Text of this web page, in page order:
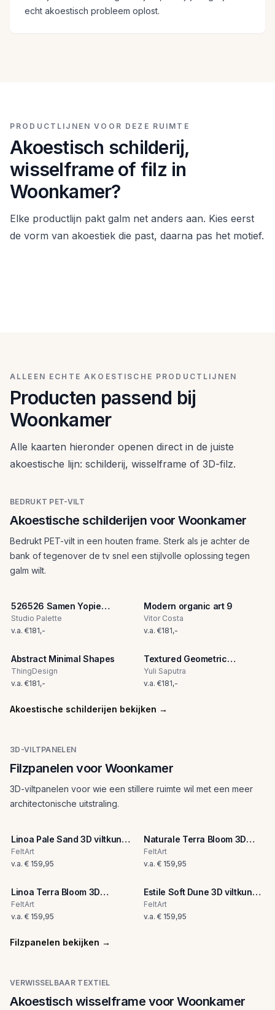
echt akoestisch probleem oplost.
PRODUCTLIJNEN VOOR DEZE RUIMTE
Akoestisch schilderij,
wisselframe of filz in
Woonkamer?
Elke productlijn pakt galm net anders aan. Kies eerst
de vorm van akoestiek die past, daarna pas het motief.
ALLEEN ECHTE AKOESTISCHE PRODUCTLIJNEN
Producten passend bij
Woonkamer
Alle kaarten hieronder openen direct in de juiste
akoestische lijn: schilderij, wisselframe of 3D-filz.
BEDRUKT PET-VILT
Akoestische schilderijen voor Woonkamer
Bedrukt PET-vilt in een houten frame. Sterk als je achter de
bank of tegenover de tv snel een stijlvolle oplossing tegen
galm wilt.
526526 Samen Yopie
729d76e3d9c83b4d1d217281b4c1f73a
Studio Palette
v.a. €181,-
Modern organic art 9
Vitor Costa
v.a. €181,-
Abstract Minimal Shapes
ThingDesign
v.a. €181,-
Textured Geometric
Abstract
Yuli Saputra
v.a. €181,-
Akoestische schilderijen bekijken →
3D-VILTPANELEN
Filzpanelen voor Woonkamer
3D-viltpanelen voor wie een stillere ruimte wil met een meer
architectonische uitstraling.
Linoa Pale Sand 3D viltkunst
paneel
FeltArt
v.a. € 159,95
Naturale Terra Bloom 3D
viltkunst paneel
FeltArt
v.a. € 159,95
Linoa Terra Bloom 3D
viltkunst paneel
FeltArt
v.a. € 159,95
Estile Soft Dune 3D viltkunst
paneel
FeltArt
v.a. € 159,95
Filzpanelen bekijken →
VERWISSELBAAR TEXTIEL
Akoestisch wisselframe voor Woonkamer